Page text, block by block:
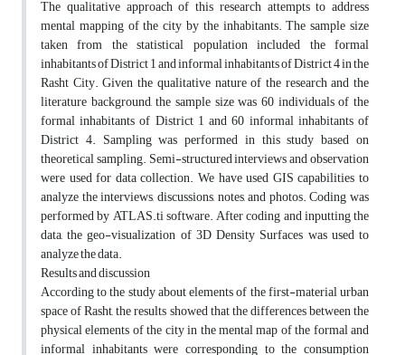
The qualitative approach of this research attempts to address
mental mapping of the city by the inhabitants. The sample size
taken from the statistical population included the formal
inhabitants of District 1 and informal inhabitants of District 4 in the
Rasht City. Given the qualitative nature of the research and the
literature background, the sample size was 60 individuals of the
formal inhabitants of District 1 and 60 informal inhabitants of
District 4. Sampling was performed in this study based on
theoretical sampling. Semi-structured interviews and observation
were used for data collection. We have used GIS capabilities to
analyze the interviews, discussions, notes, and photos. Coding was
performed by ATLAS.ti software. After coding and inputting the
data, the geo-visualization of 3D Density Surfaces was used to
analyze the data.
Results and discussion
According to the study about elements of the first-material urban
space of Rasht, the results showed that the differences between the
physical elements of the city in the mental map of the formal and
informal inhabitants were corresponding to the consumption